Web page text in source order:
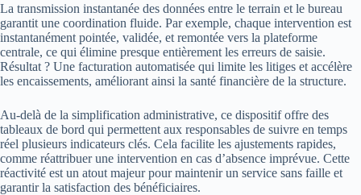
La transmission instantanée des données entre le terrain et le bureau
garantit une coordination fluide. Par exemple, chaque intervention est
instantanément pointée, validée, et remontée vers la plateforme
centrale, ce qui élimine presque entièrement les erreurs de saisie.
Résultat ? Une facturation automatisée qui limite les litiges et accélère
les encaissements, améliorant ainsi la santé financière de la structure.
Au-delà de la simplification administrative, ce dispositif offre des
tableaux de bord qui permettent aux responsables de suivre en temps
réel plusieurs indicateurs clés. Cela facilite les ajustements rapides,
comme réattribuer une intervention en cas d’absence imprévue. Cette
réactivité est un atout majeur pour maintenir un service sans faille et
garantir la satisfaction des bénéficiaires.